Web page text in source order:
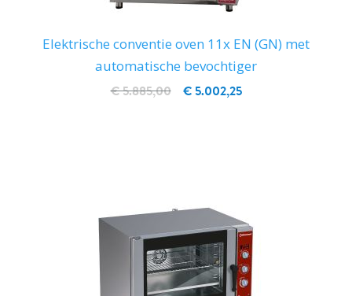
Elektrische conventie oven 11x EN (GN) met
automatische bevochtiger
€ 5.002,25
€ 5.885,00